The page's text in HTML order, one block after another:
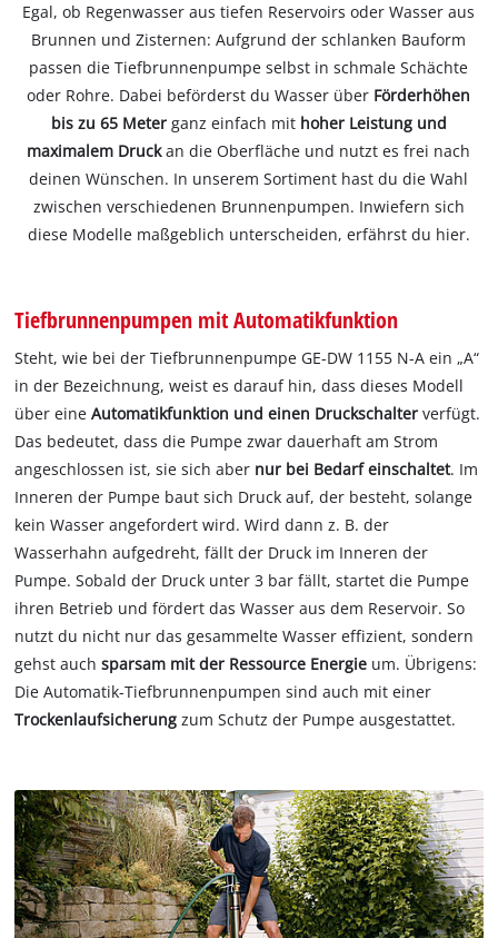
Egal, ob Regenwasser aus tiefen Reservoirs oder Wasser aus
Brunnen und Zisternen: Aufgrund der schlanken Bauform
passen die Tiefbrunnenpumpe selbst in schmale Schächte
oder Rohre. Dabei beförderst du Wasser über Förderhöhen
bis zu 65 Meterganz einfach mit hoher Leistung und
maximalem Druckan die Oberfläche und nutzt es frei nach
deinen Wünschen. In unserem Sortiment hast du die Wahl
zwischen verschiedenen Brunnenpumpen. Inwiefern sich
diese Modelle maßgeblich unterscheiden, erfährst du hier.
Tiefbrunnenpumpen mit Automatikfunktion
Steht, wie bei der Tiefbrunnenpumpe GE-DW 1155 N-A ein „A“
in der Bezeichnung, weist es darauf hin, dass dieses Modell
über eineAutomatikfunktion und einen Druckschalter verfügt.
Das bedeutet, dass die Pumpe zwar dauerhaft am Strom
angeschlossen ist, sie sich aber nur bei Bedarf einschaltet. Im
Inneren der Pumpe baut sich Druck auf, der besteht, solange
kein Wasser angefordert wird. Wird dann z. B. der
Wasserhahn aufgedreht, fällt der Druck im Inneren der
Pumpe. Sobald der Druck unter 3 bar fällt, startet die Pumpe
ihren Betrieb und fördert das Wasser aus dem Reservoir. So
nutzt du nicht nur das gesammelte Wasser effizient, sondern
gehst auchsparsam mit der Ressource Energie um. Übrigens:
Die Automatik-Tiefbrunnenpumpen sind auch mit einer
Trockenlaufsicherung zum Schutz der Pumpe ausgestattet.